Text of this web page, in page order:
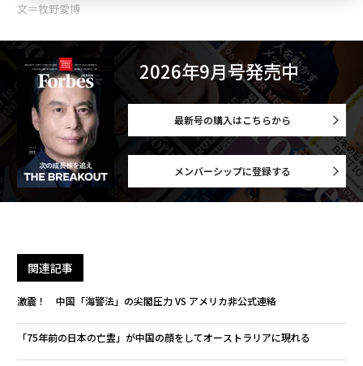
文＝牧野愛博
2026年9月号発売中
最新号の購入はこちらから
メンバーシップに登録する
関連記事
激震！ 中国「海警法」の尖閣圧力 VS アメリカ非公式連絡
「75年前の日本の亡霊」が中国の顔をしてオーストラリアに現れる